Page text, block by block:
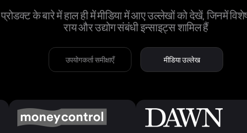
प्रोडक्ट के बारे में हाल ही में मीडिया में आए उल्लेखों को देखें, जिनमें
राय और उद्योग संबंधी इन्साइट्स शामिल हैं
उपयोगकर्ता समीक्षाएँ मीडिया उल्लेख